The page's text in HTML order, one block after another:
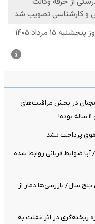
در بخش مراقبت‌های
پرداخت نشد
ضوابط قربانی روابط شده
هزار کارگر طی پنج سال/ بازرسی‌ها دمار از
ریخته‌گری در اثر غفلت به